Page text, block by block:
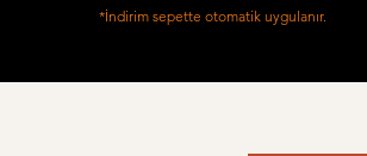
*İndirim sepette otomatik uygulanır.